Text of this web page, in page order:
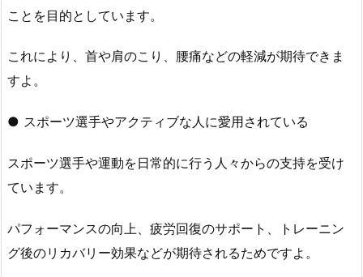
ことを目的としています。
これにより、首や肩のこり、腰痛などの軽減が期待できま
すよ。
● スポーツ選手やアクティブな人に愛用されている
スポーツ選手や運動を日常的に行う人々からの支持を受け
ています。
パフォーマンスの向上、疲労回復のサポート、トレーニン
グ後のリカバリー効果などが期待されるためですよ。